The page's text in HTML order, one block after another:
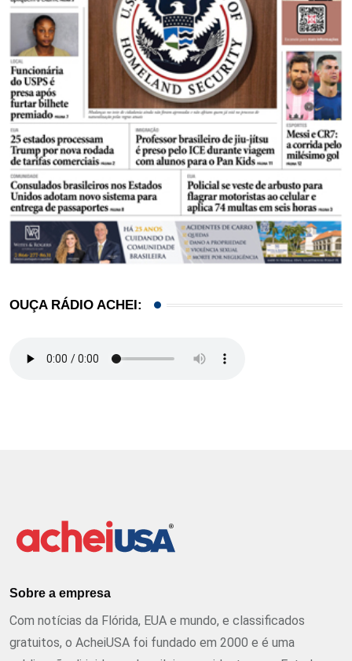
OUÇA RÁDIO ACHEI:
Sobre a empresa
Com notícias da Flórida, EUA e mundo, e classificados
gratuitos, o AcheiUSA foi fundado em 2000 e é uma